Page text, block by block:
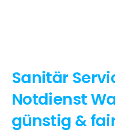
Sanitär
Notdienst
günstig &